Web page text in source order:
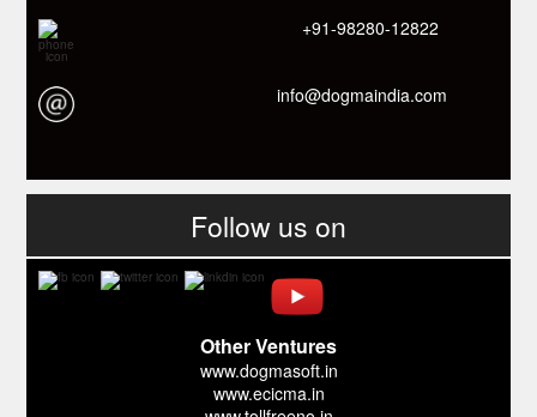
+91-98280-12822
info@dogmaindia.com
Follow us on
Other Ventures
www.dogmasoft.in
www.ecicma.in